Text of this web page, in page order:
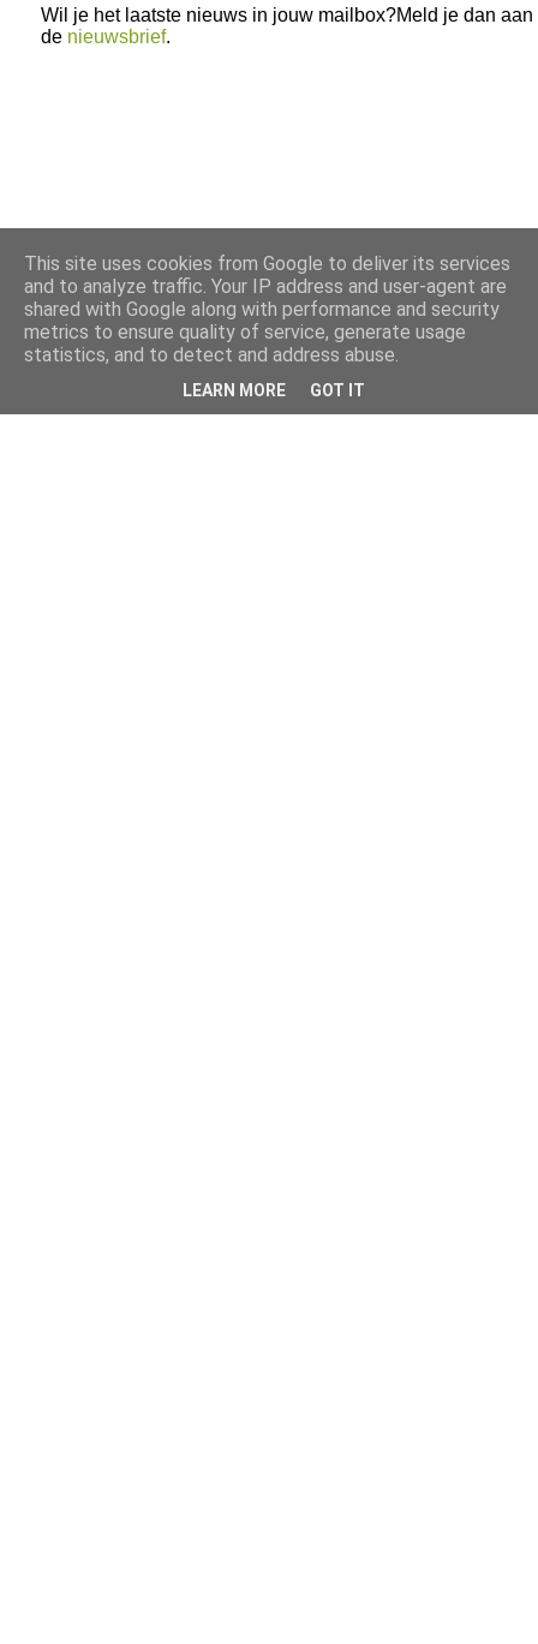
Wil je het laatste nieuws in jouw mailbox?Meld je dan aan
de nieuwsbrief.
This site uses cookies from Google to deliver its services
and to analyze traffic. Your IP address and user-agent are
shared with Google along with performance and security
metrics to ensure quality of service, generate usage
statistics, and to detect and address abuse.
LEARN MORE GOT IT